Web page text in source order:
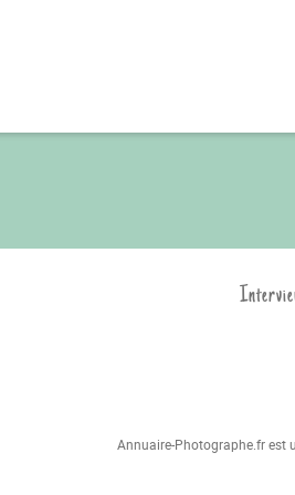
Annuaire-Photographe.fr est